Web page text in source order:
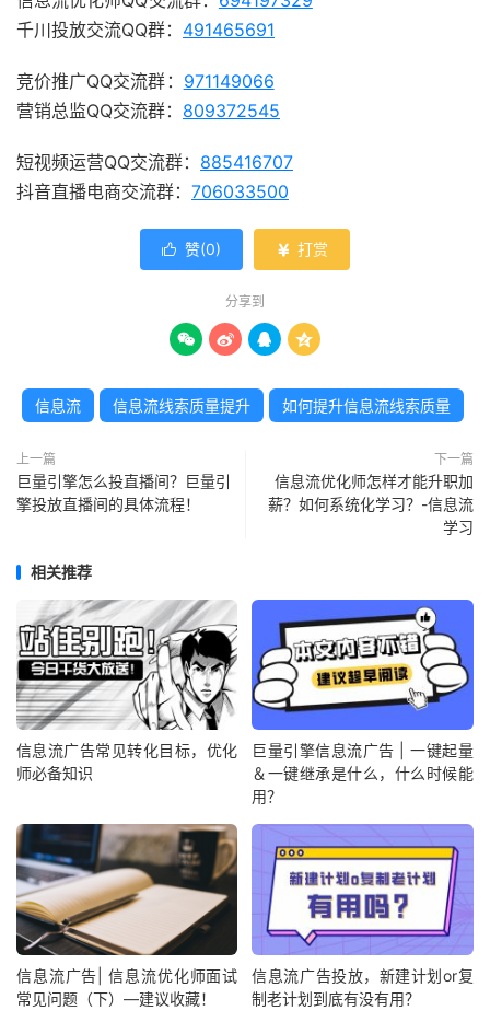
千川投放交流QQ群： 491465691
竞价推广QQ交流群： 971149066
营销总监QQ交流群： 809372545
短视频运营QQ交流群： 885416707
抖音直播电商交流群： 706033500
 赞(0)  打赏
分享到
   
信息流 信息流线索质量提升 如何提升信息流线索质量
上一篇
巨量引擎怎么投直播间？巨量引
擎投放直播间的具体流程！
下一篇
信息流优化师怎样才能升职加
薪？如何系统化学习？-信息流
学习
相关推荐
信息流广告常见转化目标，优化
师必备知识
巨量引擎信息流广告 | 一键起量
＆一键继承是什么，什么时候能
用？
信息流广告| 信息流优化师面试
常见问题（下）—建议收藏！
信息流广告投放，新建计划or复
制老计划到底有没有用？